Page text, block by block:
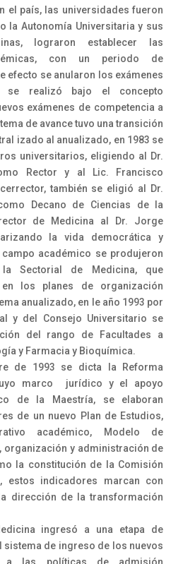
el país, las universidades fueron
la Autonomía Universitaria y sus
lograron establecer las
con un periodo de
efecto se anularon los exámenes
realizó bajo el concepto
exámenes de competencia a
de avance tuvo una transición
izado al anualizado, en 1983 se
universitarios, eligiendo al Dr.
Rector y al Lic. Francisco
también se eligió al Dr.
Decano de Ciencias de la
de Medicina al Dr. Jorge
la vida democrática y
académico se produjeron
Sectorial de Medicina, que
los planes de organización
anualizado, en le año 1993 por
y del Consejo Universitario se
del rango de Facultades a
y Farmacia y Bioquímica.
de 1993 se dicta la Reforma
marco jurídico y el apoyo
de la Maestría, se elaboran
de un nuevo Plan de Estudios,
académico, Modelo de
organización y administración de
la constitución de la Comisión
estos indicadores marcan con
dirección de la transformación
ingresó a una etapa de
de ingreso de los nuevos